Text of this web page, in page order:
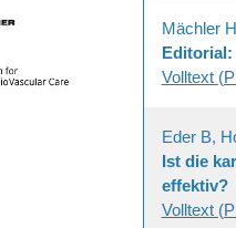
Mächler H
Editorial:
Volltext
Eder B,
Ist die
effektiv?
Volltext